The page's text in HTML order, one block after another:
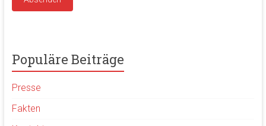
Populäre Beiträge
Presse
Fakten